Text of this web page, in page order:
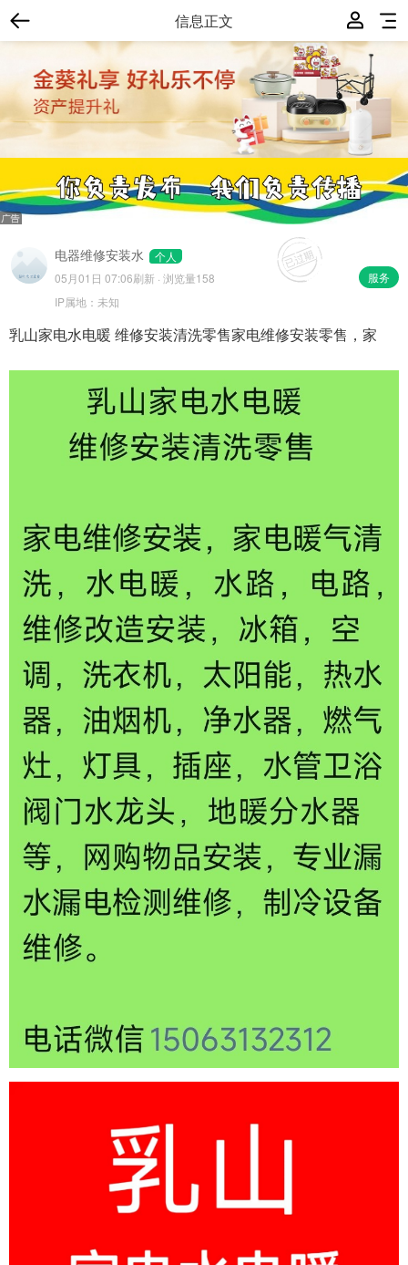
信息正文
电器维修安装水
个人
服务
05月01日 07:06刷新 · 浏览量158
IP属地： 未知
乳山家电水电暖 维修安装清洗零售家电维修安装零售，家